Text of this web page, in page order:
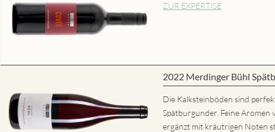
ZUR EXPERTISE
2022 Merdinger Bühl
Die Kalksteinböden sind
Spätburgunder. Feine
ergänzt mit kräutrigen Noten